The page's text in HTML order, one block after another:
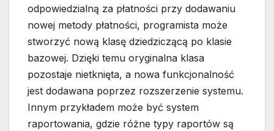
odpowiedzialną za płatności przy dodawaniu
nowej metody płatności, programista może
stworzyć nową klasę dziedziczącą po klasie
bazowej. Dzięki temu oryginalna klasa
pozostaje nietknięta, a nowa funkcjonalność
jest dodawana poprzez rozszerzenie systemu.
Innym przykładem może być system
raportowania, gdzie różne typy raportów są